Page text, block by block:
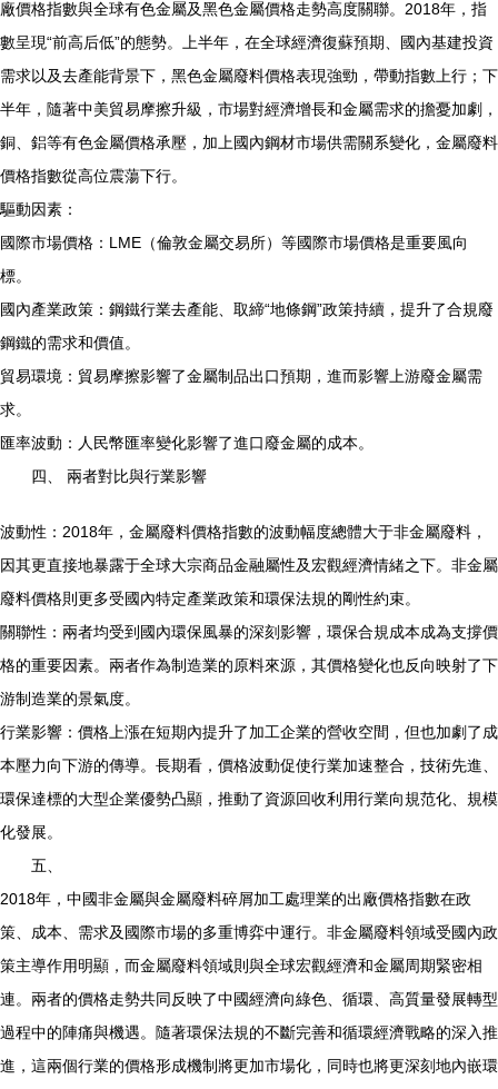
廠價格指數與全球有色金屬及黑色金屬價格走勢高度關聯。2018年，指
數呈現“前高后低”的態勢。上半年，在全球經濟復蘇預期、國內基建投資
需求以及去產能背景下，黑色金屬廢料價格表現強勁，帶動指數上行；下
半年，隨著中美貿易摩擦升級，市場對經濟增長和金屬需求的擔憂加劇，
銅、鋁等有色金屬價格承壓，加上國內鋼材市場供需關系變化，金屬廢料
價格指數從高位震蕩下行。
驅動因素：
國際市場價格：LME（倫敦金屬交易所）等國際市場價格是重要風向
標。
國內產業政策：鋼鐵行業去產能、取締“地條鋼”政策持續，提升了合規廢
鋼鐵的需求和價值。
貿易環境：貿易摩擦影響了金屬制品出口預期，進而影響上游廢金屬需
求。
匯率波動：人民幣匯率變化影響了進口廢金屬的成本。
四、 兩者對比與行業影響
波動性：2018年，金屬廢料價格指數的波動幅度總體大于非金屬廢料，
因其更直接地暴露于全球大宗商品金融屬性及宏觀經濟情緒之下。非金屬
廢料價格則更多受國內特定產業政策和環保法規的剛性約束。
關聯性：兩者均受到國內環保風暴的深刻影響，環保合規成本成為支撐價
格的重要因素。兩者作為制造業的原料來源，其價格變化也反向映射了下
游制造業的景氣度。
行業影響：價格上漲在短期內提升了加工企業的營收空間，但也加劇了成
本壓力向下游的傳導。長期看，價格波動促使行業加速整合，技術先進、
環保達標的大型企業優勢凸顯，推動了資源回收利用行業向規范化、規模
化發展。
五、
2018年，中國非金屬與金屬廢料碎屑加工處理業的出廠價格指數在政
策、成本、需求及國際市場的多重博弈中運行。非金屬廢料領域受國內政
策主導作用明顯，而金屬廢料領域則與全球宏觀經濟和金屬周期緊密相
連。兩者的價格走勢共同反映了中國經濟向綠色、循環、高質量發展轉型
過程中的陣痛與機遇。隨著環保法規的不斷完善和循環經濟戰略的深入推
進，這兩個行業的價格形成機制將更加市場化，同時也將更深刻地內嵌環